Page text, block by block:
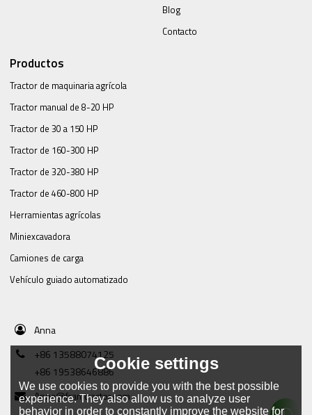
Blog
Contacto
Productos
Tractor de maquinaria agrícola
Tractor manual de 8-20 HP
Tractor de 30 a 150 HP
Tractor de 160-300 HP
Tractor de 320-380 HP
Tractor de 460-800 HP
Herramientas agrícolas
Miniexcavadora
Camiones de carga
Vehículo guiado automatizado
Anna
+86 13588074125
+86 19538646886
Anna@framtractor.com
Cookie settings
We use cookies to provide you with the best possible
experience. They also allow us to analyze user
behavior in order to constantly improve the website for